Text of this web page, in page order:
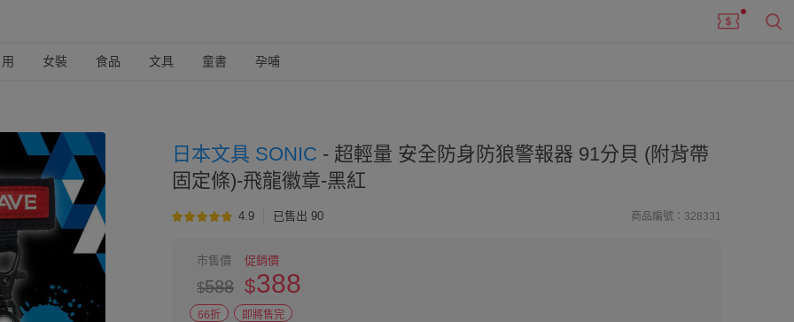
女裝 食品 文具 童書 孕哺
日本文具 SONIC - 超輕量 安全防身防狼警報器 91分貝 (附背帶
固定條)-飛龍徽章-黑紅
4.9 已售出 90 商品編號：328331
市售價
$588
促銷價
$388
66折 即將售完